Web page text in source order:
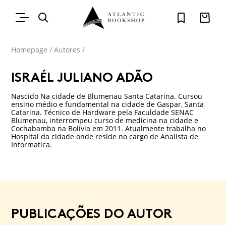
Homepage / Autores /
ISRAÉL JULIANO ADÃO
Nascido Na cidade de Blumenau Santa Catarina. Cursou
ensino médio e fundamental na cidade de Gaspar, Santa
Catarina. Técnico de Hardware pela Faculdade SENAC
Blumenau, interrompeu curso de medicina na cidade e
Cochabamba na Bolívia em 2011. Atualmente trabalha no
Hospital da cidade onde reside no cargo de Analista de
Informatica.
PUBLICAÇÕES DO AUTOR